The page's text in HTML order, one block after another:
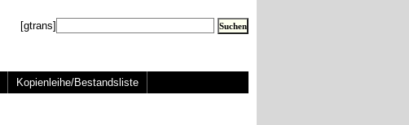
[gtrans]
Kopienleihe/Bestandsliste